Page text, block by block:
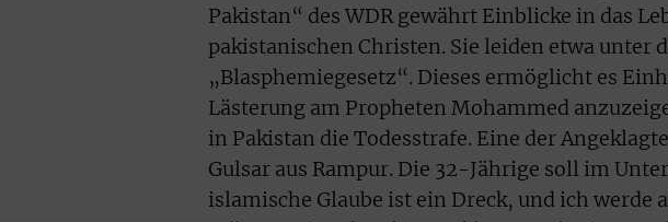
Pakistan“ des WDR gewährt Einblicke in das
pakistanischen Christen. Sie leiden etwa unter
„Blasphemiegesetz“. Dieses ermöglicht es
Lästerung am Propheten Mohammed
in Pakistan die Todesstrafe. Eine der
Gulsar aus Rampur. Die 32-Jährige soll im
islamische Glaube ist ein Dreck, und ich werde